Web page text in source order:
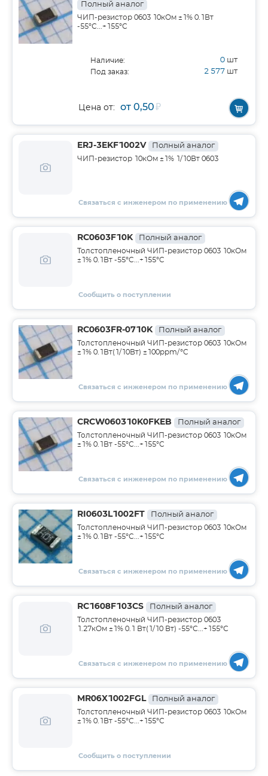
Полный аналог
ЧИП-резистор 0603 10кОм ±1% 0.1Вт
-55°С...+155°С
Наличие: 0 шт
Под заказ: 2 577 шт
Цена от: от 0,50₽
ERJ-3EKF1002V Полный аналог
ЧИП-резистор 10кОм ±1% 1/10Вт 0603
Связаться с инженером по применению
RC0603F10K Полный аналог
Толстопленочный ЧИП-резистор 0603 10кОм
±1% 0.1Вт -55°C...+155°C
Сообщить о поступлении
RC0603FR-0710K Полный аналог
Толстопленочный ЧИП-резистор 0603 10кОм
±1% 0.1Вт(1/10Вт) ±100ppm/°C
Связаться с инженером по применению
CRCW060310K0FKEB Полный аналог
Толстопленочный ЧИП-резистор 0603 10кОм
±1% 0.1Вт -55°С...+155°С
Связаться с инженером по применению
RI0603L1002FT Полный аналог
Толстопленочный ЧИП-резистор 0603 10кОм
±1% 0.1Вт -55°С...+155°С
Связаться с инженером по применению
RC1608F103CS Полный аналог
Толстопленочный ЧИП-резистор 0603
1.27кОм ±1% 0.1 Вт(1/10 Вт) -55°С...+155°С
Связаться с инженером по применению
MR06X1002FGL Полный аналог
Толстопленочный ЧИП-резистор 0603 10кОм
±1% 0.1Вт -55°С...+155°С
Сообщить о поступлении